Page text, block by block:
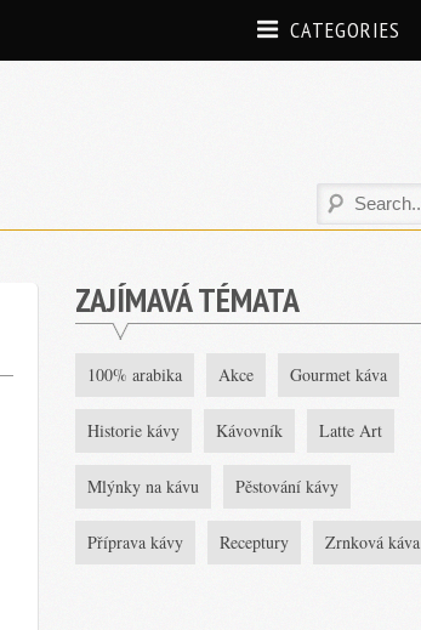
CATEGORIES
ZAJÍMAVÁ TÉMATA
100% arabika Akce Gourmet káva
Historie kávy Kávovník Latte Art
Mlýnky na kávu Pěstování kávy
Příprava kávy Receptury Zrnková káva